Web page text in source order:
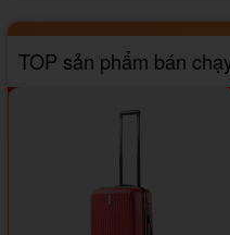
TOP sản phẩm bán